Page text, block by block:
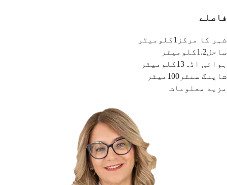
فاصلے
شہر کا مرکز 1کلومیٹر
ساحل1.2کلومیٹر
ہوائی اڈہ 13کلومیٹر
شاپنگ سنٹر 100میٹر
مزید معلومات